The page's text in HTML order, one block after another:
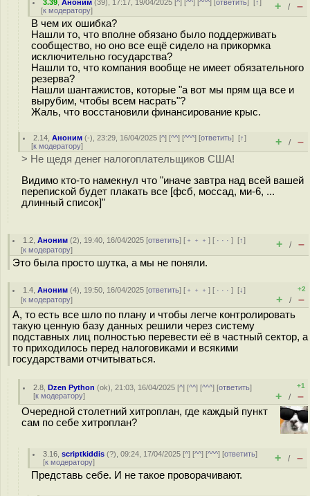
3.39 ,Аноним (39), 17:17, 19/04/2025 [^ ] [^^ ] [^^^ ] [ответить ↑
[к модератору] + / –
В чем их ошибка?
Нашли то, что вполне обязано было поддерживать
сообщество, но оно все ещё сидело на прикормка
исключительно государства?
Нашли то, что компания вообще не имеет обязательного
резерва?
Нашли шантажистов, которые "а вот мы прям ща все и
вырубим, чтобы всем насрать"?
Жаль, что восстановили финансирование крыс.
2.14 ,Аноним (-), 23:29, 16/04/2025 [^] [^^] [^^^] [ответить][↑]
[к модератору] + / –
> Не щедя денег налогоплательщиков США!
Видимо кто-то намекнул что "иначе завтра над всей вашей
перепиской будет плакать все [фсб, моссад, ми-6, ...
длинный список]"
1.2 ,Аноним (2), 19:40, 16/04/2025 [ответить] [ ﹢﹢﹢] [ · · ·][↑]
[к модератору] + / –
Это была просто шутка, а мы не поняли.
1.4 ,Аноним (4), 19:50, 16/04/2025 [ответить] [ ﹢﹢﹢] [ · · ·][↓]
[к модератору]
+2
+ / –
А, то есть все шло по плану и чтобы легче контролировать
такую ценную базу данных решили через систему
подставных лиц полностью перевести её в частный сектор, а
то приходилось перед налоговиками и всякими
государствами отчитываться.
2.8 ,Dzen Python (ok), 21:03, 16/04/2025 [^] [^^] [^^^] [ответить]
[к модератору]
+1
+ / –
Очередной столетний хитроплан, где каждый пункт
сам по себе хитроплан?
3.16 ,scriptkiddis (?), 09:24, 17/04/2025 [^] [^^] [^^^] [ответить]
[к модератору] + / –
Представь себе. И не такое проворачивают.